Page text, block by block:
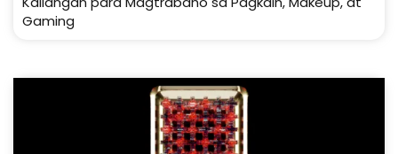
Gaming